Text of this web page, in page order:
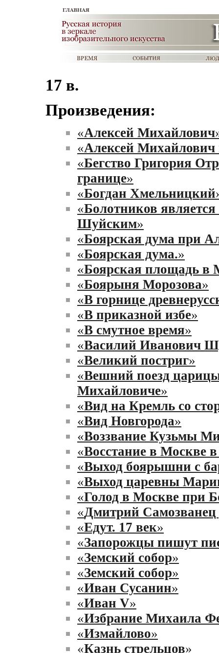
17 в.
Произведения:
«Алексей Михайлович
«Алексей Михайлович
«Бегство Григория
границе»
«Богдан Хмельницкий
«Болотников
Шуйским»
«Боярская дума при
«Боярская дума.»
«Боярская площадь в
«Боярыня Морозова»
«В горнице
«В приказной избе»
«В смутное время»
«Василий Иванович
«Великий постриг»
«Вешний поезд
Михайловиче»
«Вид на Кремль со
«Вид Новгорода»
«Воззвание Кузьмы
«Восстание в Москве в
«Выход боярышни с
«Выход царевны
«Голод в Москве при
«Дмитрий
«Едут. 17 век»
«Запорожцы пишут
«Земский собор»
«Земский собор»
«Иван Сусанин»
«Иван V»
«Избрание Михаила
«Измайлово»
«Казнь стрельцов»